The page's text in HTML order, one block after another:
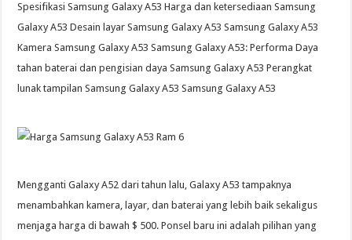
Spesifikasi Samsung Galaxy A53 Harga dan ketersediaan Samsung
Galaxy A53 Desain layar Samsung Galaxy A53 Samsung Galaxy A53
Kamera Samsung Galaxy A53 Samsung Galaxy A53: Performa Daya
tahan baterai dan pengisian daya Samsung Galaxy A53 Perangkat
lunak tampilan Samsung Galaxy A53 Samsung Galaxy A53
Mengganti Galaxy A52 dari tahun lalu, Galaxy A53 tampaknya
menambahkan kamera, layar, dan baterai yang lebih baik sekaligus
menjaga harga di bawah $ 500. Ponsel baru ini adalah pilihan yang